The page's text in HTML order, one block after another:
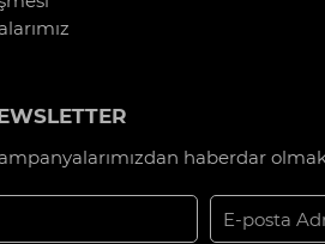
haberdar